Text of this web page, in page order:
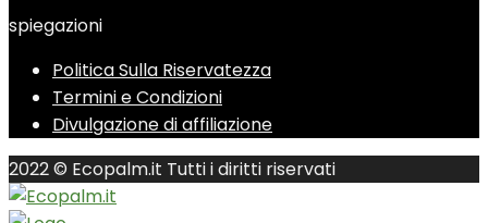
spiegazioni
Politica Sulla Riservatezza
Termini e Condizioni
Divulgazione di affiliazione
2022 © Ecopalm.it Tutti i diritti riservati